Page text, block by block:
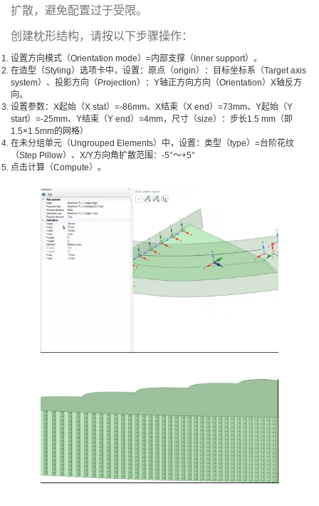
扩散，避免配置过于受限。
创建枕形结构，请按以下步骤操作：
设置方向模式（Orientation mode）=内部支撑（Inner support）。
在造型（Styling）选项卡中，设置：原点（origin）：目标坐标系（Target axis
system）、投影方向（Projection）：Y轴正方向方向（Orientation）X轴反方
向。
设置参数：X起始（X stat）=-86mm、X结束（X end）=73mm、Y起始（Y
start）=-25mm、Y结束（Y end）=4mm，尺寸（size）：步长1.5 mm（即
1.5×1.5mm的网格）
在未分组单元（Ungrouped Elements）中，设置：类型（type）=台阶花纹
（Step Pillow）、X/Y方向角扩散范围：-5°～+5°
点击计算（Compute）。